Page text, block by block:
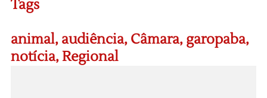
Tags
animal, audiência, Câmara, garopaba,
notícia,Regional